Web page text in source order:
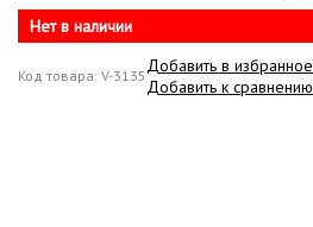
Нет в наличии
Код товара: V-3135 Добавить в избранное
Добавить к сравнению